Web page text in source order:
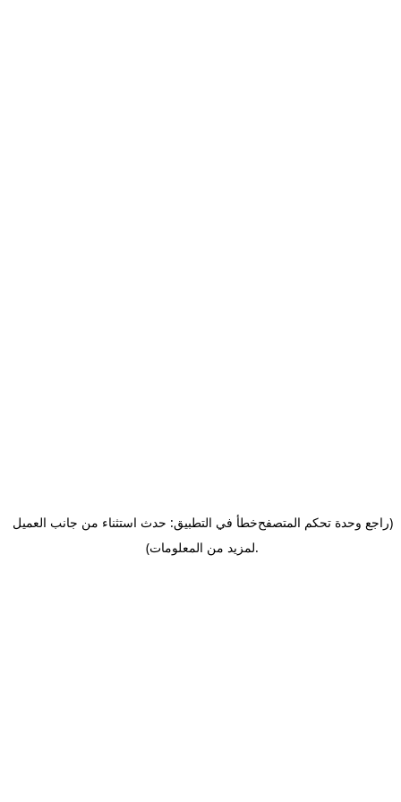
خطأ في التطبيق: حدث استثناء من جانب العميل(راجع وحدة تحكم المتصفح
لمزيد من المعلومات).